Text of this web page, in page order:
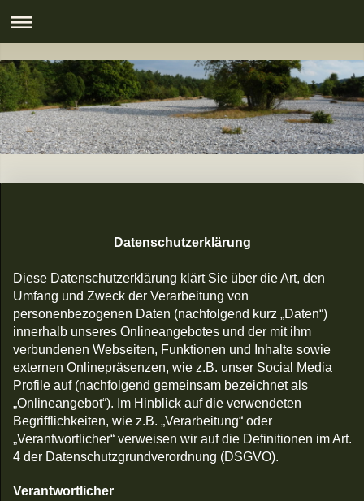
Datenschutzerklärung
Diese Datenschutzerklärung klärt Sie über die Art, den
Umfang und Zweck der Verarbeitung von
personenbezogenen Daten (nachfolgend kurz „Daten“)
innerhalb unseres Onlineangebotes und der mit ihm
verbundenen Webseiten, Funktionen und Inhalte sowie
externen Onlinepräsenzen, wie z.B. unser Social Media
Profile auf (nachfolgend gemeinsam bezeichnet als
„Onlineangebot“). Im Hinblick auf die verwendeten
Begrifflichkeiten, wie z.B. „Verarbeitung“ oder
„Verantwortlicher“ verweisen wir auf die Definitionen im Art.
4 der Datenschutzgrundverordnung (DSGVO).
Verantwortlicher